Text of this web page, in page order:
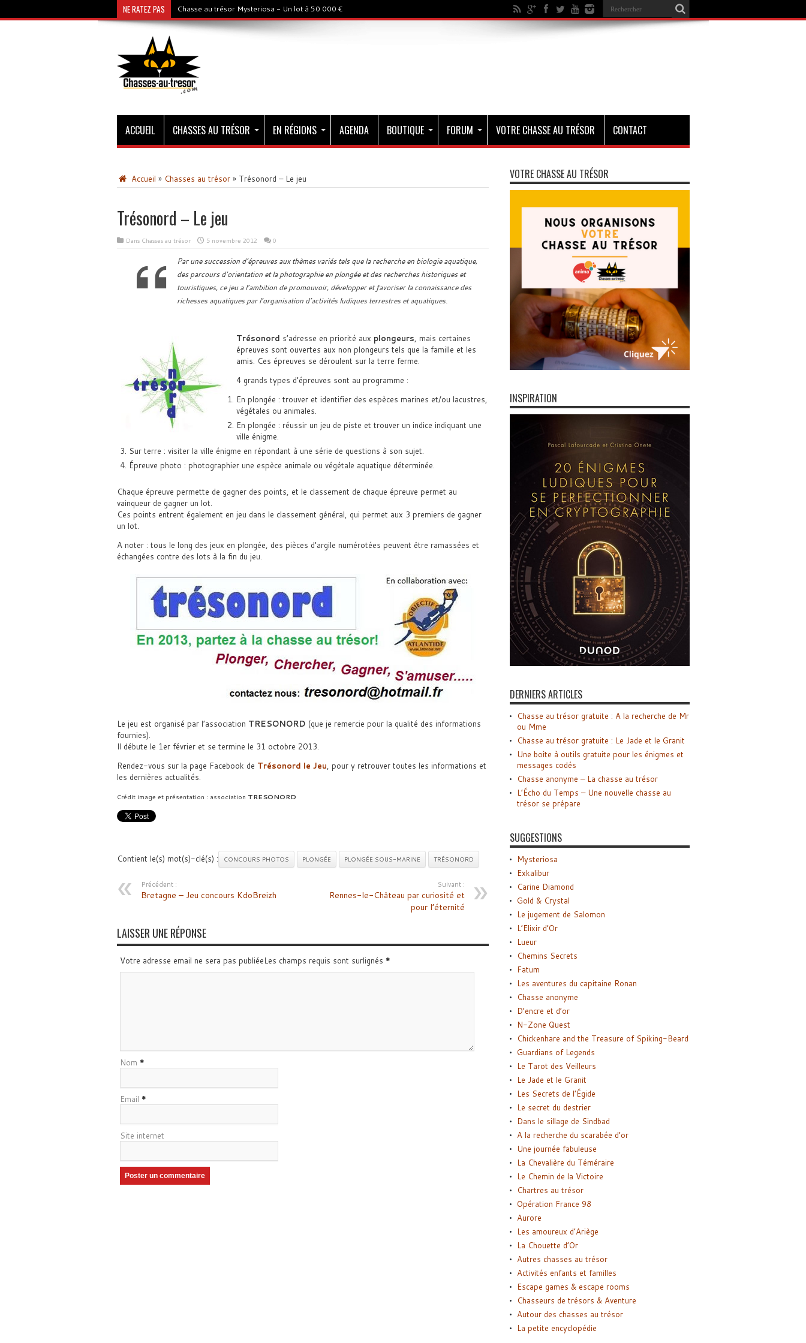
NE RATEZ PAS Chasse au trésor Mysteriosa - Un lot à 50 000 €
ACCUEIL CHASSES AU TRÉSOR EN RÉGIONS AGENDA BOUTIQUE FORUM VOTRE CHASSE AU TRÉSOR CONTACT
Accueil » Chasses au trésor » Trésonord – Le jeu
Trésonord – Le jeu
Dans Chasses au trésor 5 novembre 2012 0
Par une succession d’épreuves aux thèmes variés tels que la recherche en biologie aquatique,
des parcours d’orientation et la photographie en plongée et des recherches historiques et
touristiques, ce jeu a l’ambition de promouvoir, développer et favoriser la connaissance des
richesses aquatiques par l’organisation d’activités ludiques terrestres et aquatiques.
Trésonord s’adresse en priorité aux plongeurs, mais certaines
épreuves sont ouvertes aux non plongeurs tels que la famille et les
amis. Ces épreuves se déroulent sur la terre ferme.
4 grands types d’épreuves sont au programme :
En plongée : trouver et identifier des espèces marines et/ou lacustres,
végétales ou animales.
En plongée : réussir un jeu de piste et trouver un indice indiquant une
ville énigme.
Sur terre : visiter la ville énigme en répondant à une série de questions à son sujet.
Épreuve photo : photographier une espèce animale ou végétale aquatique déterminée.
Chaque épreuve permette de gagner des points, et le classement de chaque épreuve permet au
vainqueur de gagner un lot.
Ces points entrent également en jeu dans le classement général, qui permet aux 3 premiers de gagner
un lot.
A noter : tous le long des jeux en plongée, des pièces d’argile numérotées peuvent être ramassées et
échangées contre des lots à la fin du jeu.
Le jeu est organisé par l’association TRESONORD (que je remercie pour la qualité des informations
fournies).
Il débute le 1er février et se termine le 31 octobre 2013.
Rendez-vous sur la page Facebook de Trésonord le Jeu, pour y retrouver toutes les informations et
les dernières actualités.
Crédit image et présentation : association TRESONORD
Contient le(s) mot(s)-clé(s) : CONCOURS PHOTOS PLONGÉE PLONGÉE SOUS-MARINE TRÉSONORD
Précédent :
Bretagne – Jeu concours KdoBreizh
Suivant :
Rennes-le-Château par curiosité et
pour l’éternité
LAISSER UNE RÉPONSE
Votre adresse email ne sera pas publiéeLes champs requis sont surlignés *
Nom *
Email *
Site internet
VOTRE CHASSE AU TRÉSOR
INSPIRATION
DERNIERS ARTICLES
Chasse au trésor gratuite : A la recherche de Mr
ou Mme
Chasse au trésor gratuite : Le Jade et le Granit
Une boîte à outils gratuite pour les énigmes et
messages codés
Chasse anonyme – La chasse au trésor
L’Écho du Temps – Une nouvelle chasse au
trésor se prépare
SUGGESTIONS
Mysteriosa
Exkalibur
Carine Diamond
Gold & Crystal
Le jugement de Salomon
L’Elixir d’Or
Lueur
Chemins Secrets
Fatum
Les aventures du capitaine Ronan
Chasse anonyme
D’encre et d’or
N-Zone Quest
Chickenhare and the Treasure of Spiking-Beard
Guardians of Legends
Le Tarot des Veilleurs
Le Jade et le Granit
Les Secrets de l’Égide
Le secret du destrier
Dans le sillage de Sindbad
A la recherche du scarabée d’or
Une journée fabuleuse
La Chevalière du Téméraire
Le Chemin de la Victoire
Chartres au trésor
Opération France 98
Aurore
Les amoureux d’Ariège
La Chouette d’Or
Autres chasses au trésor
Activités enfants et familles
Escape games & escape rooms
Chasseurs de trésors & Aventure
Autour des chasses au trésor
La petite encyclopédie